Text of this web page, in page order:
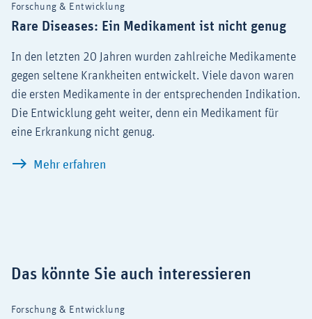
Forschung & Entwicklung
Rare Diseases: Ein Medikament ist nicht genug
In den letzten 20 Jahren wurden zahlreiche Medikamente
gegen seltene Krankheiten entwickelt. Viele davon waren
die ersten Medikamente in der entsprechenden Indikation.
Die Entwicklung geht weiter, denn ein Medikament für
eine Erkrankung nicht genug.
Mehr erfahren
Das könnte Sie auch interessieren
Forschung & Entwicklung